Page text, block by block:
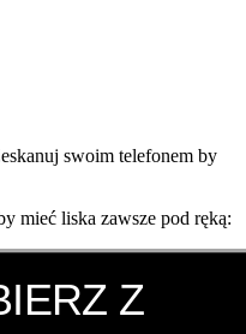
swoim telefonem by
mieć liska zawsze pod ręką: